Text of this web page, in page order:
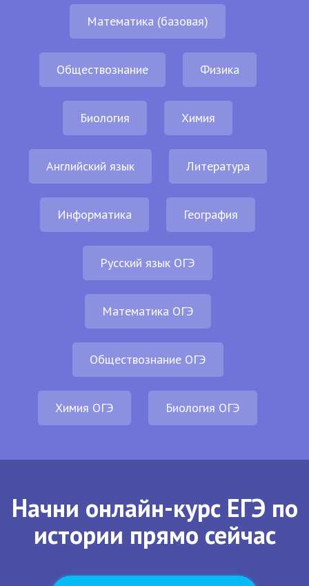
Математика (базовая)
Обществознание Физика
Биология Химия
Английский язык Литература
Информатика География
Русский язык ОГЭ
Математика ОГЭ
Обществознание ОГЭ
Химия ОГЭ Биология ОГЭ
Начни онлайн-курс ЕГЭ по
истории прямо сейчас